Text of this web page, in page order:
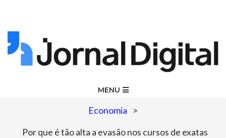
Skip
to
Jornal
Digital
MENU
Economia >
Por que é tão alta a evasão nos cursos de exatas